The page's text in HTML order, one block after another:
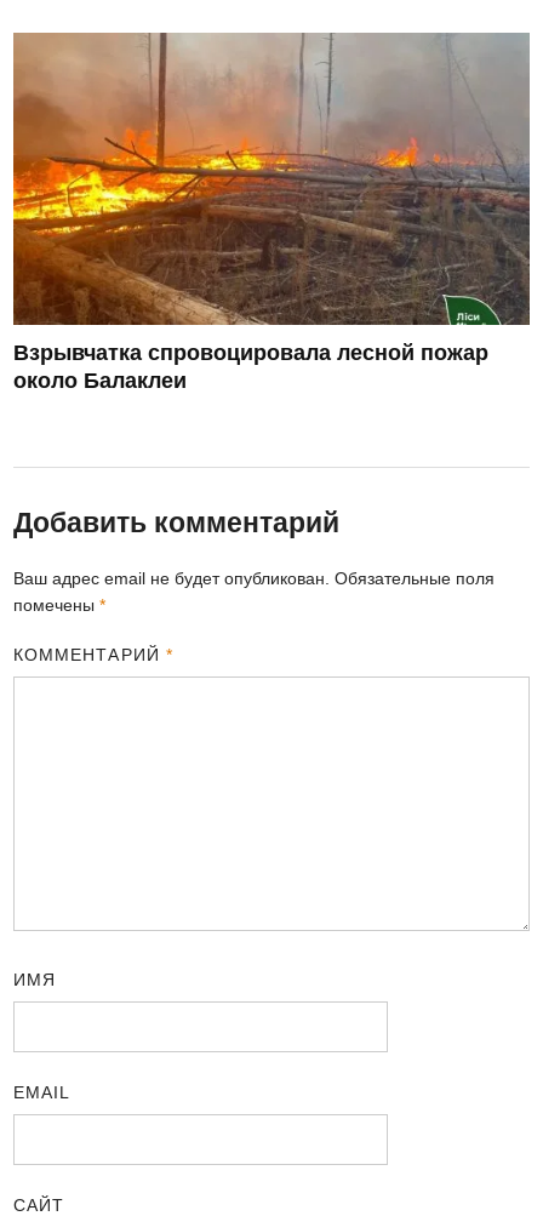
Взрывчатка спровоцировала лесной пожар
около Балаклеи
Добавить комментарий
Ваш адрес email не будет опубликован. Обязательные поля
помечены*
КОММЕНТАРИЙ *
ИМЯ
EMAIL
САЙТ